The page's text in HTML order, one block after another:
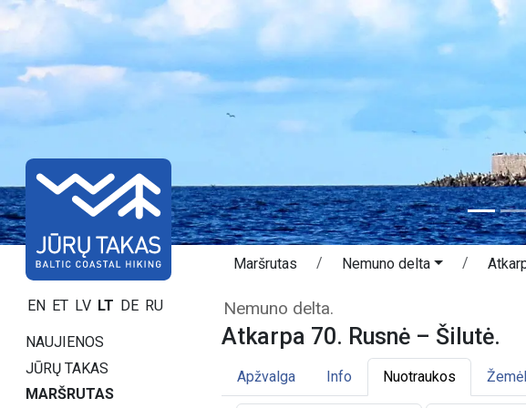
EN ET LV LT DE RU
NAUJIENOS
JŪRŲ TAKAS
MARŠRUTAS
Maršrutas Nemuno delta
Atkarpa 70. Rusnė –
Nemuno delta.
Atkarpa 70. Rusnė – Šilutė.
Apžvalga Info Nuotraukos